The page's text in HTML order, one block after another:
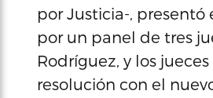
por Justicia-,
por un panel de tres
Rodríguez, y los
resolución con el